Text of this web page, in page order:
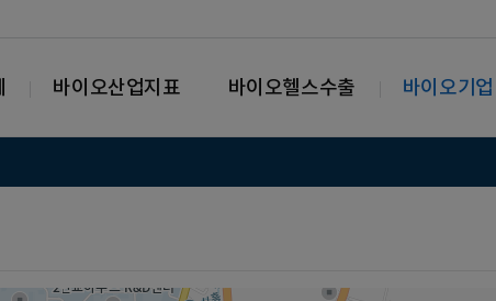
바이오산업지표 바이오헬스수출 바이오기업